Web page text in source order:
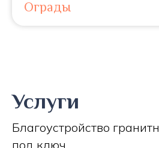
Ограды
Услуги
Благоустройство
под ключ